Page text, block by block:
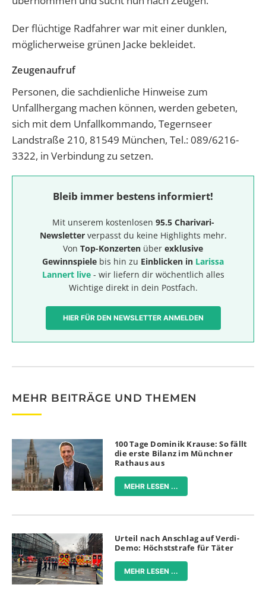
Der flüchtige Radfahrer war mit einer dunklen,
möglicherweise grünen Jacke bekleidet.
Zeugenaufruf
Personen, die sachdienliche Hinweise zum
Unfallhergang machen können, werden gebeten,
sich mit dem Unfallkommando, Tegernseer
Landstraße 210, 81549 München, Tel.: 089/6216-
3322, in Verbindung zu setzen.
Bleib immer bestens informiert!
Mit unserem kostenlosen 95.5 Charivari-
Newsletterverpasst du keine Highlights mehr.
Von Top-Konzerten über exklusive
Gewinnspiele bis hin zu Einblicken in Larissa
Lannert live- wir liefern dir wöchentlich alles
Wichtige direkt in dein Postfach.
HIER FÜR DEN NEWSLETTER ANMELDEN
MEHR BEITRÄGE UND THEMEN
100 Tage Dominik Krause: So fällt
die erste Bilanz im Münchner
Rathaus aus
MEHR LESEN ...
Urteil nach Anschlag auf Verdi-
Demo: Höchststrafe für Täter
MEHR LESEN ...